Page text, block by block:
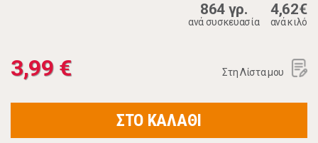
864 γρ.
ανά συσκευασία
4,62€
ανά κιλό
3,99 € Στη Λίστα μου
ΣΤΟ ΚΑΛΑΘΙ